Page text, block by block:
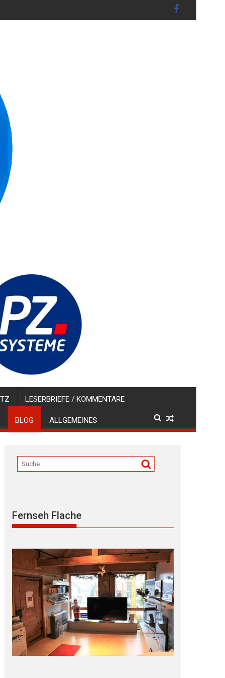
unter abschnittsweiser VOLLSPERRUNG
LESERBRIEFE / KOMMENTARE
BLOG ALLGEMEINES
Fernseh Flache